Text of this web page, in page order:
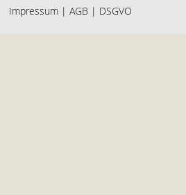
Impressum | AGB | DSGVO